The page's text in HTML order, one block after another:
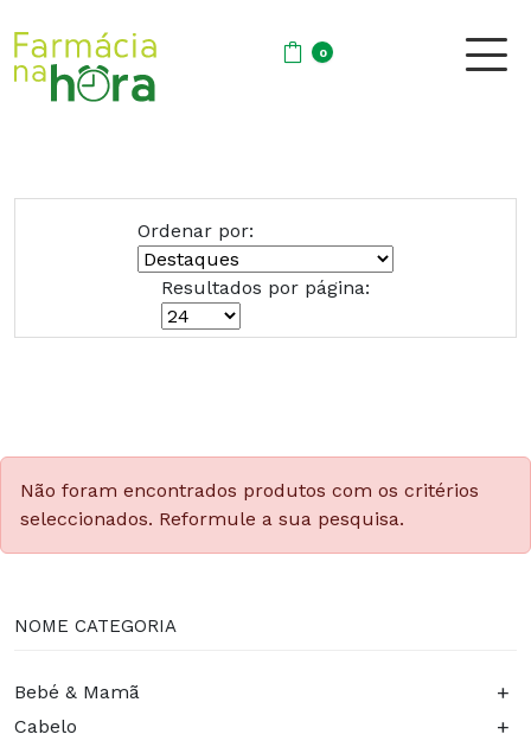
0
Ordenar por:
Resultados por página:
Não foram encontrados produtos com os critérios
seleccionados. Reformule a sua pesquisa.
NOME CATEGORIA
Bebé & Mamã +
Cabelo +